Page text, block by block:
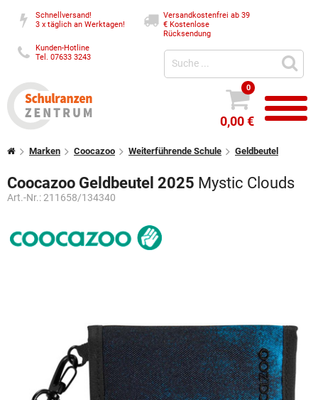
Schnellversand!
3 x täglich an Werktagen!
Versandkostenfrei ab 39
€Kostenlose
Rücksendung
Kunden-Hotline
Tel. 07633 3243
0
0,00 €
Marken Coocazoo Weiterführende Schule Geldbeutel
Coocazoo Geldbeutel 2025 Mystic Clouds
Art.-Nr.:211658/134340